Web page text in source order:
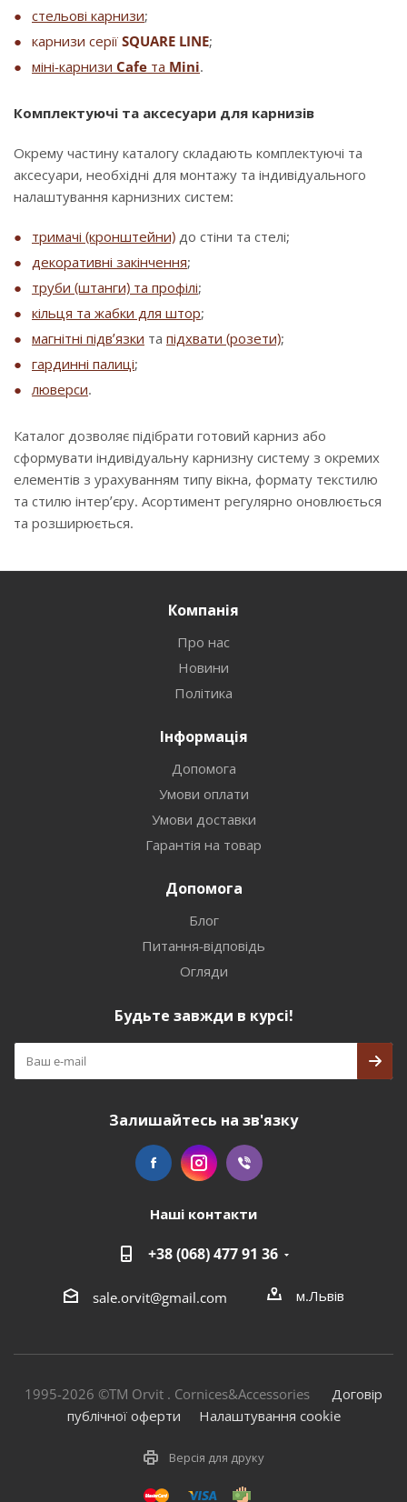
стельові карнизи;
карнизи серії SQUARE LINE;
міні-карнизи Cafe та Mini.
Комплектуючі та аксесуари для карнизів
Окрему частину каталогу складають комплектуючі та
аксесуари, необхідні для монтажу та індивідуального
налаштування карнизних систем:
тримачі (кронштейни) до стіни та стелі;
декоративні закінчення;
труби (штанги) та профілі;
кільця та жабки для штор;
магнітні підв’язки та підхвати (розети);
гардинні палиці;
люверси.
Каталог дозволяє підібрати готовий карниз або
сформувати індивідуальну карнизну систему з окремих
елементів з урахуванням типу вікна, формату текстилю
та стилю інтер’єру. Асортимент регулярно оновлюється
та розширюється.
Компанія
Про нас
Новини
Політика
Інформація
Допомога
Умови оплати
Умови доставки
Гарантія на товар
Допомога
Блог
Питання-відповідь
Огляди
Будьте завжди в курсі!
Залишайтесь на зв'язку
Наші контакти
+38 (068) 477 91 36
sale.orvit@gmail.com м.Львів
1995-2026 ©TM Orvit . Cornices&Accessories Договір
публічної оферти
Налаштування cookie
Версія для друку